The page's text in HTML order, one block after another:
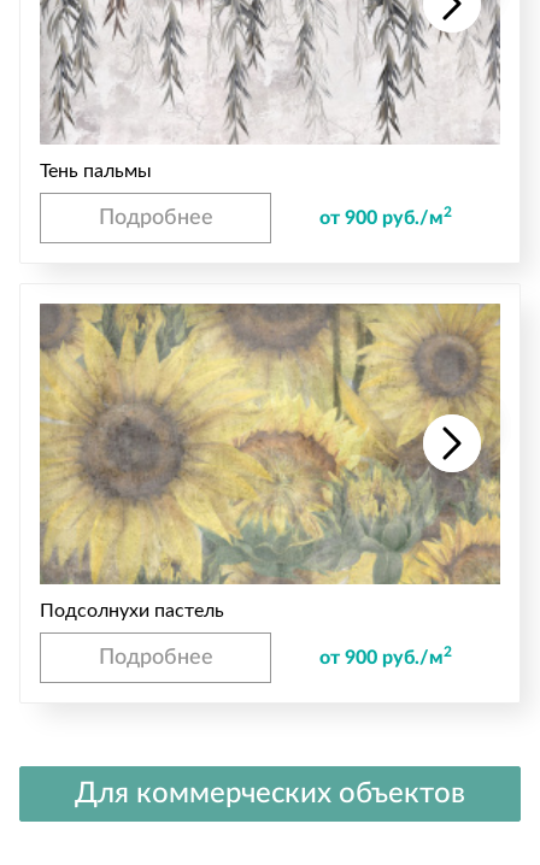
Тень пальмы
Подробнее от 900 руб./м2
Подсолнухи пастель
Подробнее от 900 руб./м2
Для коммерческих объектов